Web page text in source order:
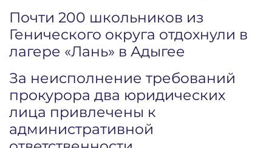
Почти 200 школьников из
Генического округа отдохнули в
лагере «Лань» в Адыгее
За неисполнение требований
прокурора два юридических
лица привлечены к
административной